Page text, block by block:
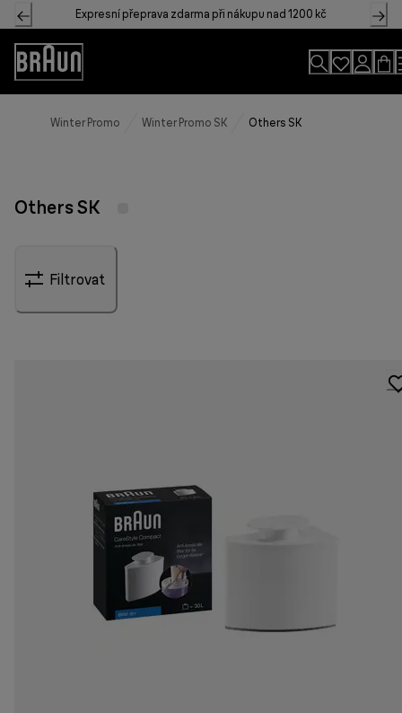
Skip
to
Content
Expresní přeprava zdarma při nákupu nad 1200 kč
Accessibility
Statement
Winter Promo Winter Promo SK Others SK
Others SK
Filtrovat